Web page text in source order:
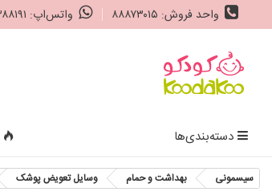
واحد فروش: ۸۸۸۷۳۰۱۵ واتس‌اپ: ۰۹۹۰۵۳۸۸۱۹۱
دسته‌بندی‌ها
سیسمونی بهداشت و حمام وسایل تعویض پوشک